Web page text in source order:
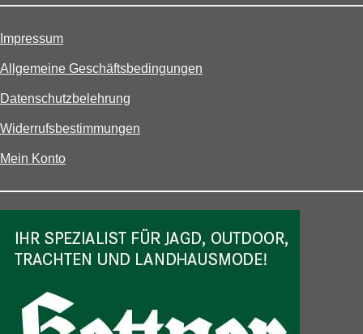
Impressum
Allgemeine Geschäftsbedingungen
Datenschutzbelehrung
Widerrufsbestimmungen
Mein Konto